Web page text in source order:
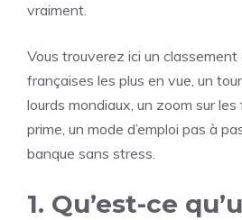
vraiment.
Vous trouverez ici un classement
françaises les plus en vue, un
lourds mondiaux, un zoom sur
prime, un mode d’emploi pas à
banque sans stress.
1. Qu’est-ce